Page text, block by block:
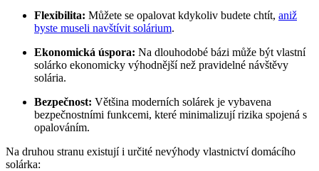
Flexibilita: Můžete se opalovat kdykoliv budete chtít, aniž
byste museli navštívit solárium.
Ekonomická úspora: Na dlouhodobé bázi může být vlastní
solárko ekonomicky výhodnější než pravidelné návštěvy
solária.
Bezpečnost: Většina moderních solárek je vybavena
bezpečnostními funkcemi, které minimalizují rizika spojená s
opalováním.
Na druhou stranu existují i určité nevýhody vlastnictví domácího
solárka: